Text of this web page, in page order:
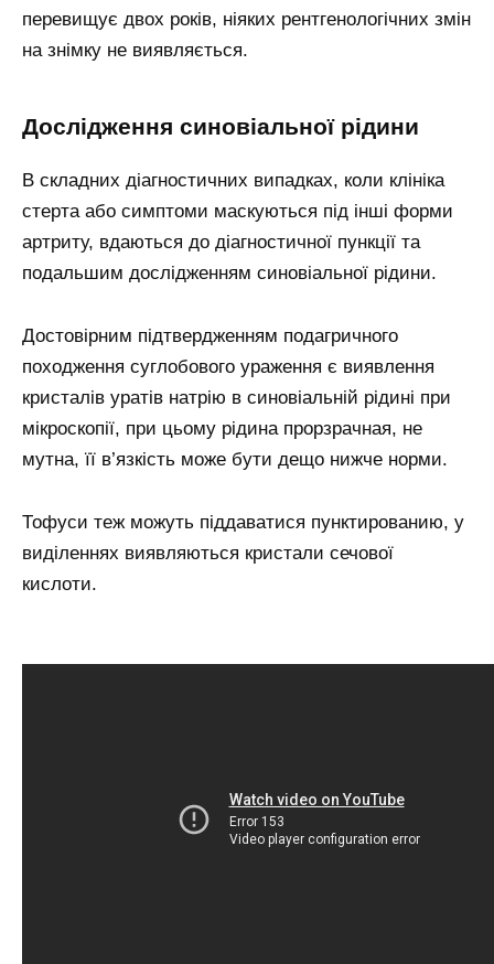
перевищує двох років, ніяких рентгенологічних змін
на знімку не виявляється.
Дослідження синовіальної рідини
В складних діагностичних випадках, коли клініка
стерта або симптоми маскуються під інші форми
артриту, вдаються до діагностичної пункції та
подальшим дослідженням синовіальної рідини.
Достовірним підтвердженням подагричного
походження суглобового ураження є виявлення
кристалів уратів натрію в синовіальній рідині при
мікроскопії, при цьому рідина прорзрачная, не
мутна, її в’язкість може бути дещо нижче норми.
Тофуси теж можуть піддаватися пунктированию, у
виділеннях виявляються кристали сечової
кислоти.